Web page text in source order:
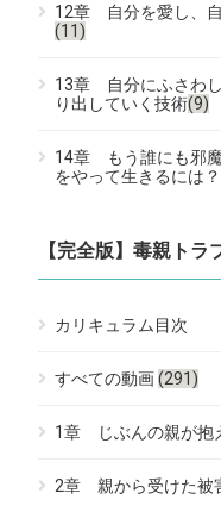
12章 自分を愛し、
(11)
13章 自分にふさわ
り出していく技術(9)
14章 もう誰にも邪
をやって生きるには？
【完全版】毒親ト
カリキュラム目次
すべての動画(291)
1章 じぶんの親が抱
2章 親から受けた被